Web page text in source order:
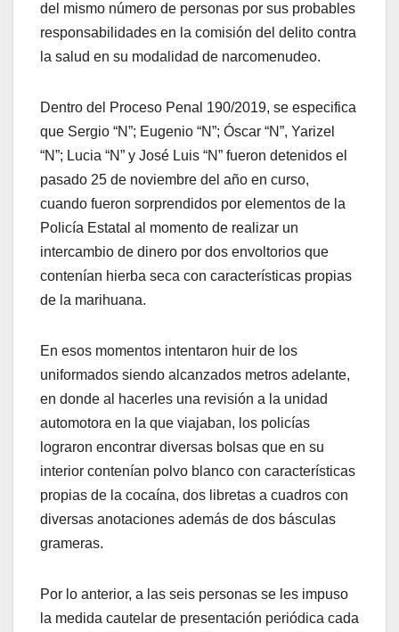
del mismo número de personas por sus probables
responsabilidades en la comisión del delito contra
la salud en su modalidad de narcomenudeo.
Dentro del Proceso Penal 190/2019, se especifica
que Sergio “N”; Eugenio “N”; Óscar “N”, Yarizel
“N”; Lucia “N” y José Luis “N” fueron detenidos el
pasado 25 de noviembre del año en curso,
cuando fueron sorprendidos por elementos de la
Policía Estatal al momento de realizar un
intercambio de dinero por dos envoltorios que
contenían hierba seca con características propias
de la marihuana.
En esos momentos intentaron huir de los
uniformados siendo alcanzados metros adelante,
en donde al hacerles una revisión a la unidad
automotora en la que viajaban, los policías
lograron encontrar diversas bolsas que en su
interior contenían polvo blanco con características
propias de la cocaína, dos libretas a cuadros con
diversas anotaciones además de dos básculas
grameras.
Por lo anterior, a las seis personas se les impuso
la medida cautelar de presentación periódica cada